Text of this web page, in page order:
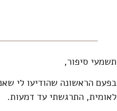
תשמעי סיפור,
בפעם הראשונה שהודיעו לי
לאומית, התרגשתי עד דמעות.